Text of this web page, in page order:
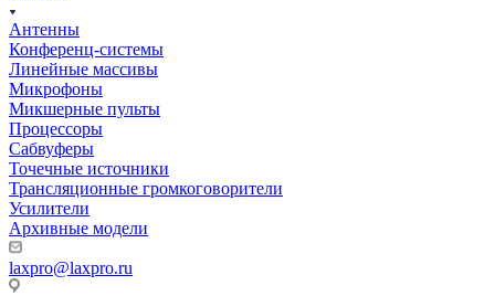
Антенны
Конференц-системы
Линейные массивы
Микрофоны
Микшерные пульты
Процессоры
Сабвуферы
Точечные источники
Трансляционные громкоговорители
Усилители
Архивные модели
laxpro@laxpro.ru